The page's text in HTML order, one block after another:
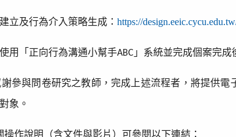
建立及行為介入策略生成：https://
使用「正向行為溝通小幫手ABC 」系統並完成個案完
參與問卷研究之教師，完成上述流程者，將提供電
象。
操作說明（含文件與影片）可參閱以下連結：